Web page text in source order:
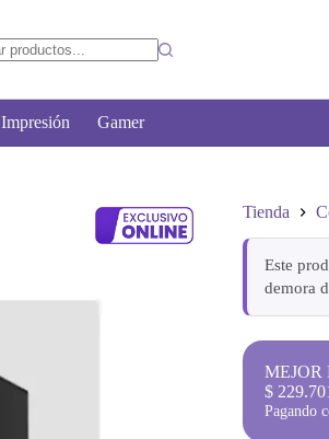
Impresión Gamer
Tienda
Este
demora
MEJOR
$
Pagando